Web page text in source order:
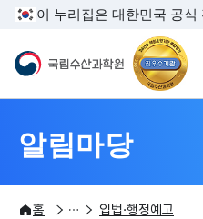
이 누리집은 대한민국 공
국립수산과학원
알림마당
홈
알림마당
법령정보 입법·행정예고